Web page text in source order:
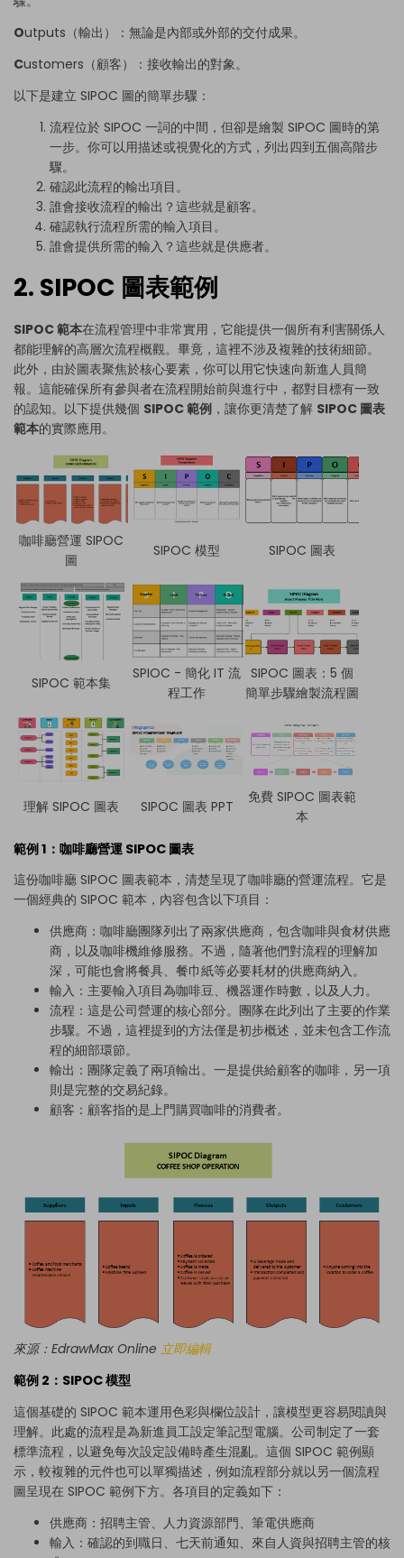
Outputs（輸出）：無論是內部或外部的交付成果。
Customers（顧客）：接收輸出的對象。
以下是建立 SIPOC 圖的簡單步驟：
流程位於 SIPOC 一詞的中間，但卻是繪製 SIPOC 圖時的第
一步。你可以用描述或視覺化的方式，列出四到五個高階步
驟。
確認此流程的輸出項目。
誰會接收流程的輸出？這些就是顧客。
確認執行流程所需的輸入項目。
誰會提供所需的輸入？這些就是供應者。
2. SIPOC 圖表範例
SIPOC 範本在流程管理中非常實用，它能提供一個所有利害關係人
都能理解的高層次流程概觀。畢竟，這裡不涉及複雜的技術細節。
此外，由於圖表聚焦於核心要素，你可以用它快速向新進人員簡
報。這能確保所有參與者在流程開始前與進行中，都對目標有一致
的認知。以下提供幾個 SIPOC 範例 ，讓你更清楚了解 SIPOC 圖表
範本的實際應用。
咖啡廳營運 SIPOC
圖
SIPOC 模型 SIPOC 圖表
SIPOC 範本集
SPIOC - 簡化 IT 流
程工作
SIPOC 圖表：5 個
簡單步驟繪製流程圖
理解 SIPOC 圖表 SIPOC 圖表 PPT
免費 SIPOC 圖表範
本
範例 1：咖啡廳營運 SIPOC 圖表
這份咖啡廳 SIPOC 圖表範本，清楚呈現了咖啡廳的營運流程。它是
一個經典的 SIPOC 範本，內容包含以下項目：
供應商：咖啡廳團隊列出了兩家供應商，包含咖啡與食材供應
商，以及咖啡機維修服務。不過，隨著他們對流程的理解加
深，可能也會將餐具、餐巾紙等必要耗材的供應商納入。
輸入：主要輸入項目為咖啡豆、機器運作時數，以及人力。
流程：這是公司營運的核心部分。團隊在此列出了主要的作業
步驟。不過，這裡提到的方法僅是初步概述，並未包含工作流
程的細部環節。
輸出：團隊定義了兩項輸出。一是提供給顧客的咖啡，另一項
則是完整的交易紀錄。
顧客：顧客指的是上門購買咖啡的消費者。
來源：EdrawMax Online 立即編輯
範例 2：SIPOC 模型
這個基礎的 SIPOC 範本運用色彩與欄位設計，讓模型更容易閱讀與
理解。此處的流程是為新進員工設定筆記型電腦。公司制定了一套
標準流程，以避免每次設定設備時產生混亂。這個 SIPOC 範例顯
示，較複雜的元件也可以單獨描述，例如流程部分就以另一個流程
圖呈現在 SIPOC 範例下方。各項目的定義如下：
供應商：招聘主管、人力資源部門、筆電供應商
輸入：確認的到職日、七天前通知、來自人資與招聘主管的核